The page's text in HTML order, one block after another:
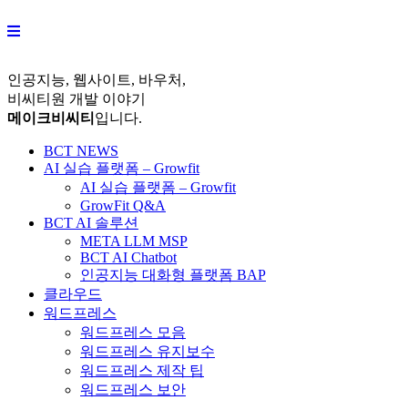
to
인공지능, 웹사이트, 바우처,
비씨티원 개발 이야기
메이크비씨티 입니다.
BCT NEWS
AI 실습 플랫폼 – Growfit
AI 실습 플랫폼 – Growfit
GrowFit Q&A
BCT AI 솔루션
META LLM MSP
BCT AI Chatbot
인공지능 대화형 플랫폼 BAP
클라우드
워드프레스
워드프레스 모음
워드프레스 유지보수
워드프레스 제작 팁
워드프레스 보안